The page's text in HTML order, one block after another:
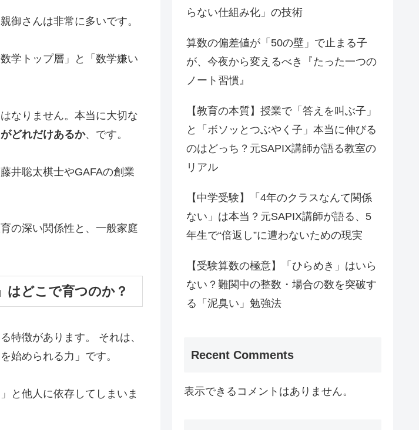
御さんは非常に多いです。
学トップ層」と「数学嫌い
なりません。本当に大切な
どれだけあるか、です。
井聡太棋士やGAFAの創業
の深い関係性と、一般家庭
はどこで育つのか？
特徴があります。 それは、
始められる力」です。
と他人に依存してしまいま
らない仕組み化」の技術
算数の偏差値が「50の壁」で止まる子
が、今夜から変えるべき『たった一つの
ノート習慣』
【教育の本質】授業で「答えを叫ぶ子」
と「ボソッとつぶやく子」本当に伸びる
のはどっち？元SAPIX講師が語る教室の
リアル
【中学受験】「4年のクラスなんて関係
ない」は本当？元SAPIX講師が語る、5
年生で“倍返し”に遭わないための現実
【受験算数の極意】「ひらめき」はいら
ない？難関中の整数・場合の数を突破す
る「泥臭い」勉強法
Recent Comments
表示できるコメントはありません。